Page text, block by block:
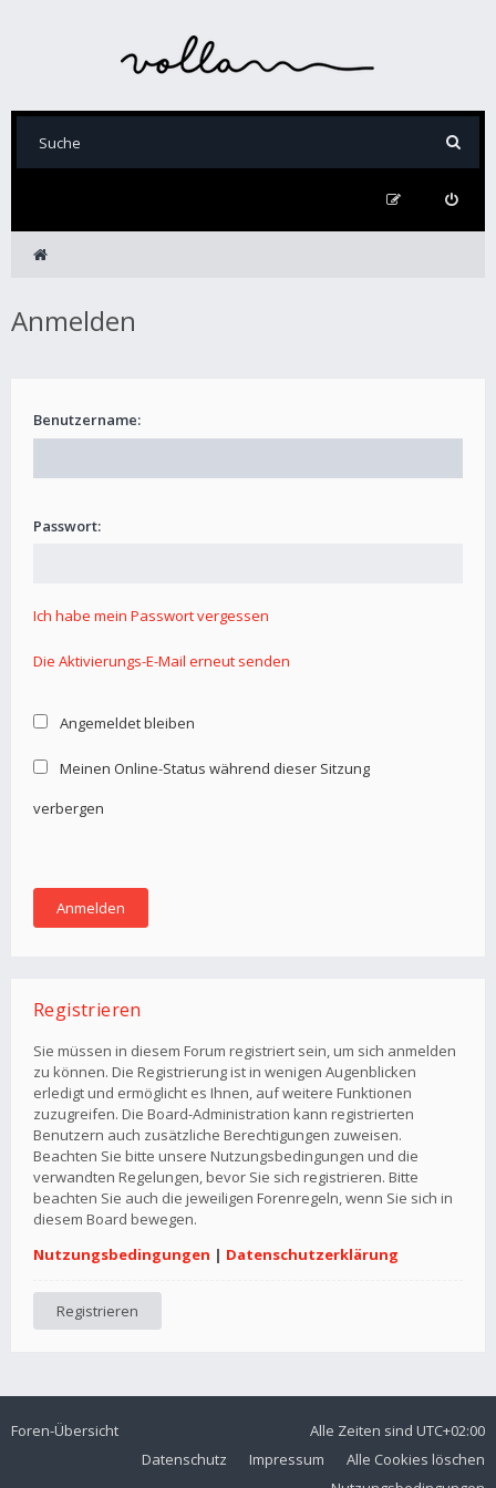
Anmelden
Benutzername:
Passwort:
Ich habe mein Passwort vergessen
Die Aktivierungs-E-Mail erneut senden
Angemeldet bleiben
Meinen Online-Status während dieser Sitzung
verbergen
Registrieren
Sie müssen in diesem Forum registriert sein, um sich anmelden
zu können. Die Registrierung ist in wenigen Augenblicken
erledigt und ermöglicht es Ihnen, auf weitere Funktionen
zuzugreifen. Die Board-Administration kann registrierten
Benutzern auch zusätzliche Berechtigungen zuweisen.
Beachten Sie bitte unsere Nutzungsbedingungen und die
verwandten Regelungen, bevor Sie sich registrieren. Bitte
beachten Sie auch die jeweiligen Forenregeln, wenn Sie sich in
diesem Board bewegen.
Nutzungsbedingungen | Datenschutzerklärung
Registrieren
Foren-Übersicht Alle Zeiten sind UTC+02:00
Alle Cookies löschen
Impressum
Datenschutz